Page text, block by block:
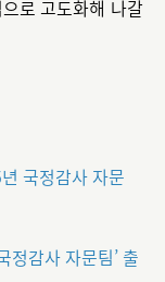
로 고도화해 나갈
국정감사 자문
정감사 자문팀’ 출